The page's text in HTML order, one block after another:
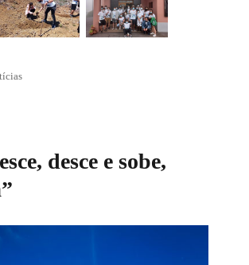
desce e sobe,